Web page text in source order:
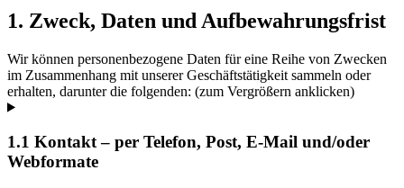
1. Zweck, Daten und Aufbewahrungsfrist
Wir können personenbezogene Daten für eine Reihe von Zwecken
im Zusammenhang mit unserer Geschäftstätigkeit sammeln oder
erhalten, darunter die folgenden: (zum Vergrößern anklicken)
1.1 Kontakt – per Telefon, Post, E-Mail und/oder
Webformate